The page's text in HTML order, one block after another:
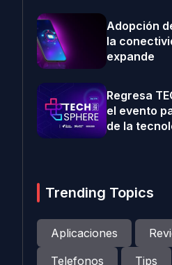
Adopción
la
expande
Regresa
el evento
de la
Trending Topics
Aplicaciones
Telefonos
Tips